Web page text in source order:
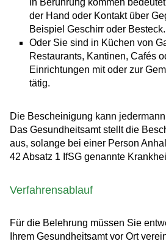
In Berührung kommen
der Hand oder Kontakt über
Beispiel Geschirr oder Besteck.
Oder Sie sind in Küchen von
Restaurants, Kantinen, Cafés
Einrichtungen mit oder zur
tätig.
Die Bescheinigung kann
Das Gesundheitsamt stellt die
aus, solange bei einer Person
42 Absatz 1 IfSG genannte
Verfahrensablauf
Für die Belehrung müssen Sie
Ihrem Gesundheitsamt vor Ort